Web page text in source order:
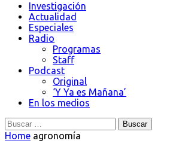
Investigación
Actualidad
Especiales
Radio
Programas
Staff
Podcast
Original
‘Y Ya es Mañana’
En los medios
Buscar:
Home agronomía